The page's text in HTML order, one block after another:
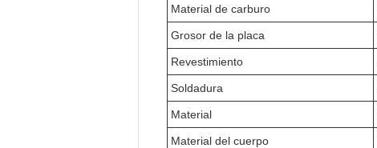
Material de carburo
Grosor de la placa
Revestimiento
Soldadura
Material
Material del cuerpo